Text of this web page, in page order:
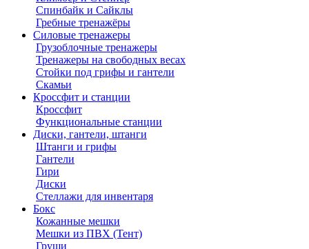
Спинбайк и Сайклы
Гребные тренажёры
Силовые тренажеры
Грузоблочные тренажеры
Тренажеры на свободных весах
Стойки под грифы и гантели
Скамьи
Кроссфит и станции
Кроссфит
Функциональные станции
Диски, гантели, штанги
Штанги и грифы
Гантели
Гири
Диски
Стеллажи для инвентаря
Бокс
Кожанные мешки
Мешки из ПВХ (Тент)
Груши